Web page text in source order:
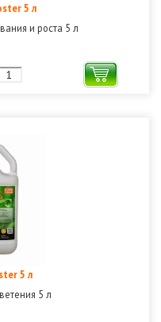
5 л
и роста 5 л
5 л
5 л